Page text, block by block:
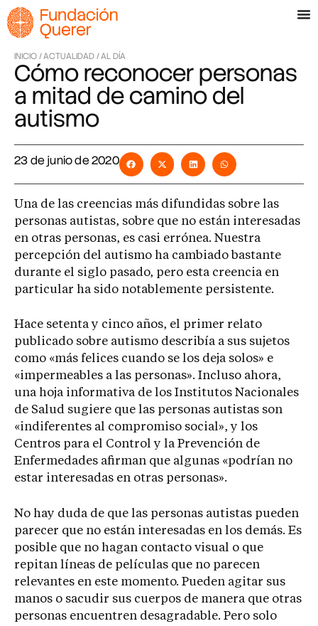
INICIO /ACTUALIDAD /AL DÍA
Cómo reconocer personas
a mitad de camino del
autismo
23 de junio de 2020
Una de las creencias más difundidas sobre las
personas autistas, sobre que no están interesadas
en otras personas, es casi errónea. Nuestra
percepción del autismo ha cambiado bastante
durante el siglo pasado, pero esta creencia en
particular ha sido notablemente persistente.
Hace setenta y cinco años, el primer relato
publicado sobre autismo describía a sus sujetos
como «más felices cuando se los deja solos» e
«impermeables a las personas». Incluso ahora,
una hoja informativa de los Institutos Nacionales
de Salud sugiere que las personas autistas son
«indiferentes al compromiso social», y los
Centros para el Control y la Prevención de
Enfermedades afirman que algunas «podrían no
estar interesadas en otras personas».
No hay duda de que las personas autistas pueden
parecer que no están interesadas en los demás. Es
posible que no hagan contacto visual o que
repitan líneas de películas que no parecen
relevantes en este momento. Pueden agitar sus
manos o sacudir sus cuerpos de manera que otras
personas encuentren desagradable. Pero solo